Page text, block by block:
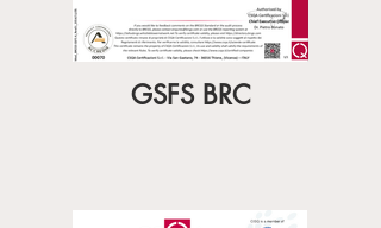
GSFS BRC